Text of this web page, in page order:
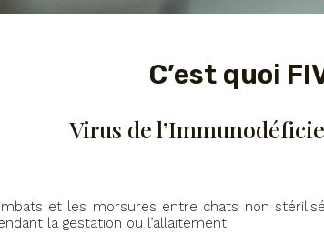
C’est quoi
Virus de
et les morsures entre chats non
la gestation ou l’allaitement.